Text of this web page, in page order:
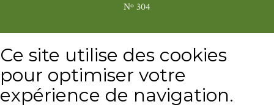
Nº 304
Ce site utilise des cookies
pour optimiser votre
expérience de navigation.